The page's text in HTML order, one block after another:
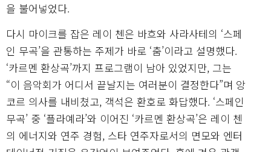
을 불어넣었다.
다시 마이크를 잡은 레이 첸은 바흐와 사라사테의 ‘스페
인 무곡’을 관통하는 주제가 바로 ‘춤’이라고 설명했다.
‘카르멘 환상곡’까지 프로그램이 남아 있었지만, 그는
“이 음악회가 어디서 끝날지는 여러분이 결정한다”며 앙
코르 의사를 내비쳤고, 객석은 환호로 화답했다. ‘스페인
무곡’ 중 ‘플라예라’와 이어진 ‘카르멘 환상곡’은 레이 첸
의 에너지와 연주 경험, 스타 연주자로서의 면모와 엔터